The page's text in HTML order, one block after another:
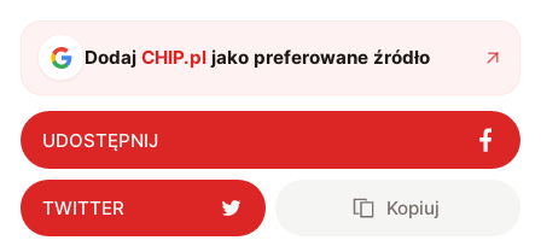
DodajCHIP.pl jako preferowane źródło
UDOSTĘPNIJ
TWITTER Kopiuj